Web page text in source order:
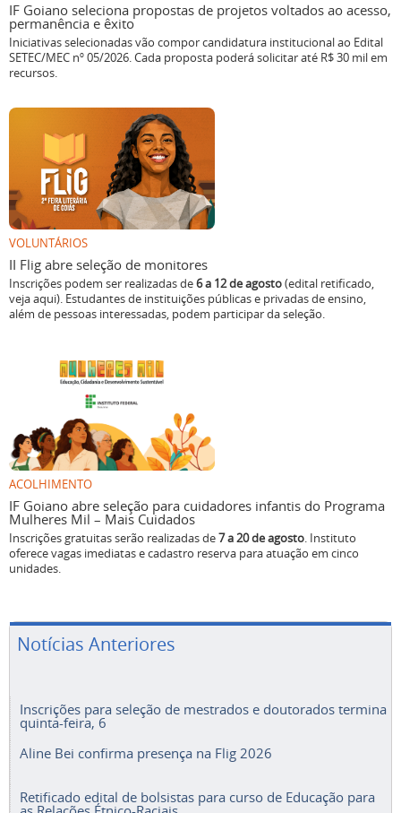
IF Goiano seleciona propostas de projetos voltados ao acesso,
permanência e êxito
Iniciativas selecionadas vão compor candidatura institucional ao Edital
SETEC/MEC nº 05/2026. Cada proposta poderá solicitar até R$ 30 mil em
recursos.
VOLUNTÁRIOS
II Flig abre seleção de monitores
Inscrições podem ser realizadas de6 a 12 de agosto(edital retificado,
veja aqui). Estudantes de instituições públicas e privadas de ensino,
além de pessoas interessadas, podem participar da seleção.
ACOLHIMENTO
IF Goiano abre seleção para cuidadores infantis do Programa
Mulheres Mil – Mais Cuidados
Inscrições gratuitas serão realizadas de7 a 20 de agosto. Instituto
oferece vagas imediatas e cadastro reserva para atuação em cinco
unidades.
Notícias Anteriores
Inscrições para seleção de mestrados e doutorados termina
quinta-feira, 6
Aline Bei confirma presença na Flig 2026
Retificado edital de bolsistas para curso de Educação para